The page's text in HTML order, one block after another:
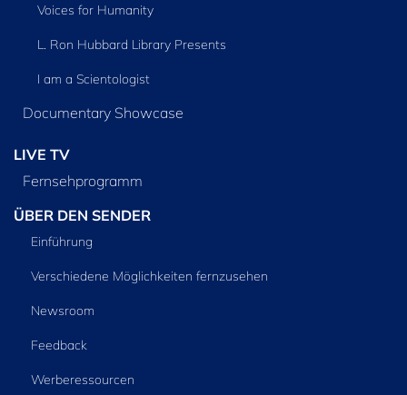
Voices for Humanity
L. Ron Hubbard Library Presents
I am a Scientologist
Documentary Showcase
LIVE TV
Fernsehprogramm
ÜBER DEN SENDER
Einführung
Verschiedene Möglichkeiten fernzusehen
Newsroom
Feedback
Werberessourcen